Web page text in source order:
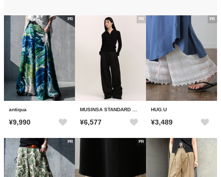
PR
antiqua
¥9,990
PR
MUSINSA STANDARD WOMAN
¥6,577
PR
HUG.U
¥3,489
PR PR